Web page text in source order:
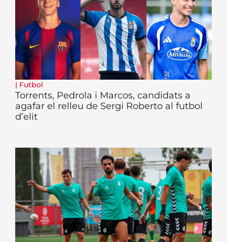
| Futbol
Torrents, Pedrola i Marcos, candidats a
agafar el relleu de Sergi Roberto al futbol
d’elit